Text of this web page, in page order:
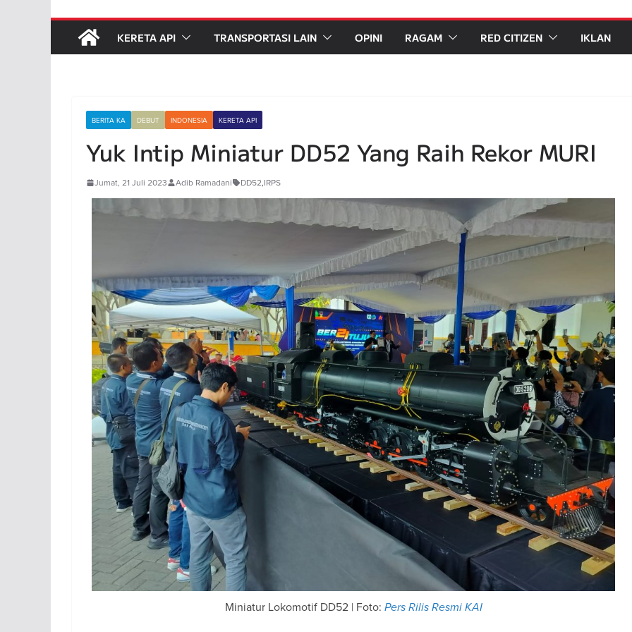
KERETA API TRANSPORTASI LAIN OPINI RAGAM RED CITIZEN IKLAN
BERITA KA DEBUT INDONESIA KERETA API
Yuk Intip Miniatur DD52 Yang Raih Rekor MURI
Jumat, 21 Juli 2023 Adib Ramadani DD52,IRPS
Miniatur Lokomotif DD52 | Foto: Pers Rilis Resmi KAI